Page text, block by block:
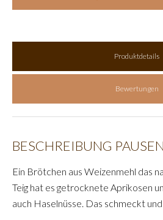
Produktdetails
Bewertungen
BESCHREIBUNG
Ein Brötchen aus Weizenmehl das
Teig hat es getrocknete Aprikosen
auch Haselnüsse. Das schmeckt